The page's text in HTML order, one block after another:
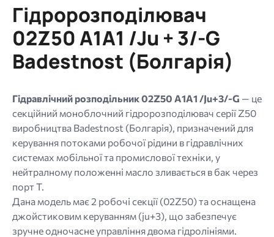
МБ.
Дозволені
типи:
gif
jpg
png.
Гідророзподілювач
02Z50 A1A1 /Ju + 3/-G
Badestnost (Болгарія)
Гідравлічний розподільник 02Z50 A1A1 /Ju+3/-G — це
секційний моноблочний гідророзподілювач серії Z50
виробництва Badestnost (Болгарія), призначений для
керування потоками робочої рідини в гідравлічних
системах мобільної та промислової техніки, у
нейтралному положенні масло зливається в бак через
порт Т.
Дана модель має 2 робочі секції (02Z50) та оснащена
джойстиковим керуванням (ju+3), що забезпечує
зручне одночасне управління двома гідролініями.